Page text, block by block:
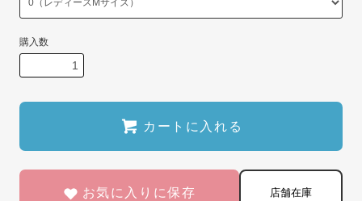
購入数
カートに入れる
お気に入りに保存 店舗在庫